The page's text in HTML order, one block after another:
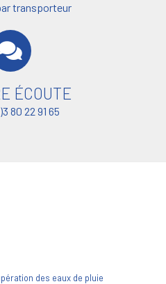
transporteur
ÉCOUTE
80 22 91 65
des eaux de pluie